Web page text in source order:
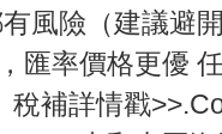
風險（建議避
匯率價格更優
稅補詳情戳